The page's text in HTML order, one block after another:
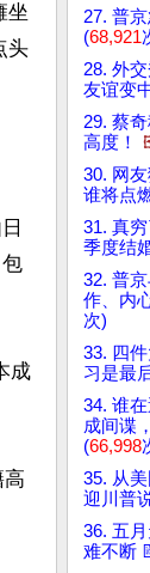
坐
头
成
27. 普
(68,921
28. 外
友谊变
29. 蔡
高度！
30. 网
谁将点
31. 真
季度结
32. 普
作、内
次)
33. 四
习是最
34. 谁
成间谍
(66,998
35. 从
迎川普
36. 五
难不断